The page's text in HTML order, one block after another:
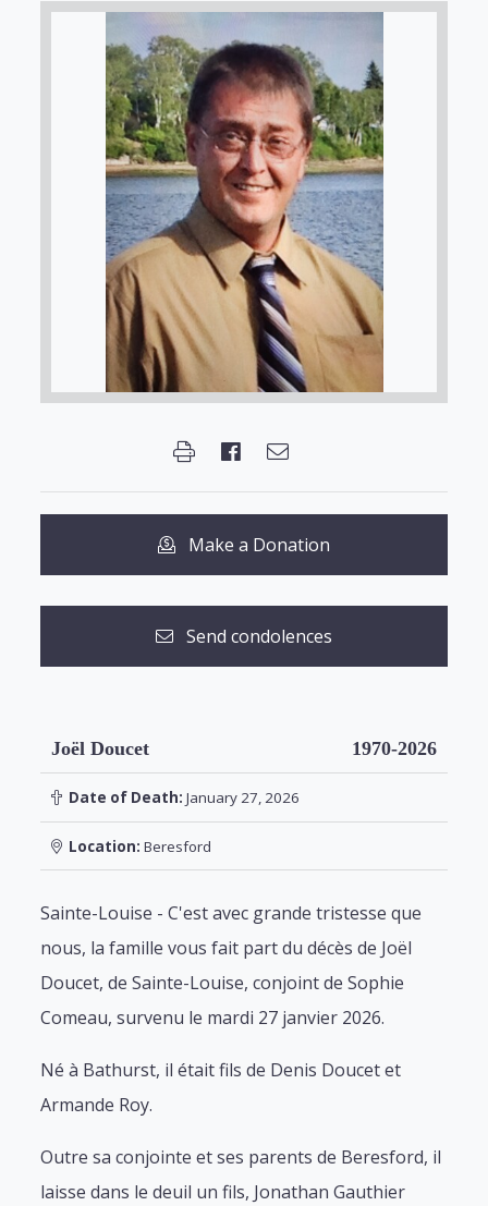
Make a Donation
Send condolences
Joël Doucet 1970-2026
Date of Death: January 27, 2026
Location: Beresford
Sainte-Louise - C'est avec grande tristesse que
nous, la famille vous fait part du décès de Joël
Doucet, de Sainte-Louise, conjoint de Sophie
Comeau, survenu le mardi 27 janvier 2026.
Né à Bathurst, il était fils de Denis Doucet et
Armande Roy.
Outre sa conjointe et ses parents de Beresford, il
laisse dans le deuil un fils, Jonathan Gauthier